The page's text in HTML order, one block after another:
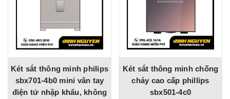
Két sắt thông minh philips
sbx701-4b0 mini vân tay
điện tử nhập khẩu, không
Két sắt thông minh chống
cháy cao cấp phillips
sbx501-4c0